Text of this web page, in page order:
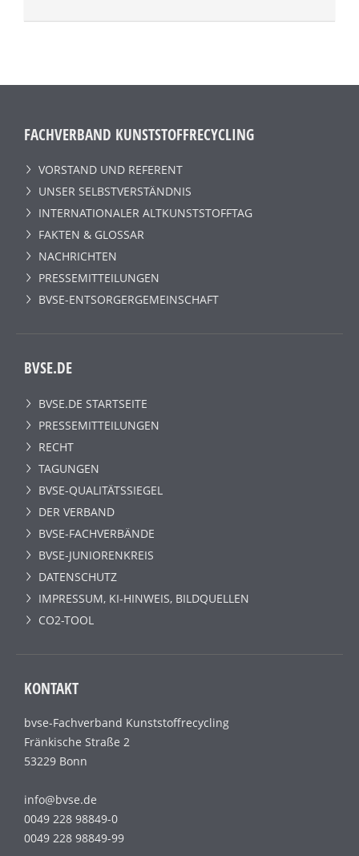
FACHVERBAND KUNSTSTOFFRECYCLING
VORSTAND UND REFERENT
UNSER SELBSTVERSTÄNDNIS
INTERNATIONALER ALTKUNSTSTOFFTAG
FAKTEN & GLOSSAR
NACHRICHTEN
PRESSEMITTEILUNGEN
BVSE-ENTSORGERGEMEINSCHAFT
BVSE.DE
BVSE.DE STARTSEITE
PRESSEMITTEILUNGEN
RECHT
TAGUNGEN
BVSE-QUALITÄTSSIEGEL
DER VERBAND
BVSE-FACHVERBÄNDE
BVSE-JUNIORENKREIS
DATENSCHUTZ
IMPRESSUM, KI-HINWEIS, BILDQUELLEN
CO2-TOOL
KONTAKT
bvse-Fachverband Kunststoffrecycling
Fränkische Straße 2
53229 Bonn
info@bvse.de
0049 228 98849-0
0049 228 98849-99